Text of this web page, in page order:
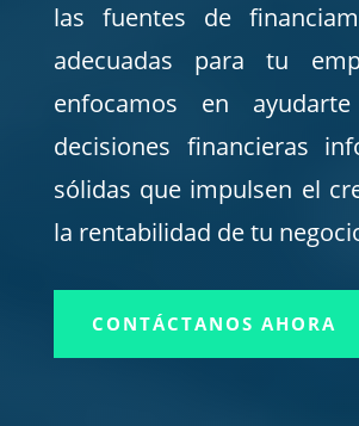
las fuentes de
adecuadas para tu
enfocamos en
decisiones financieras
sólidas que impulsen el
la rentabilidad de tu
CONTÁCTANOS AHORA